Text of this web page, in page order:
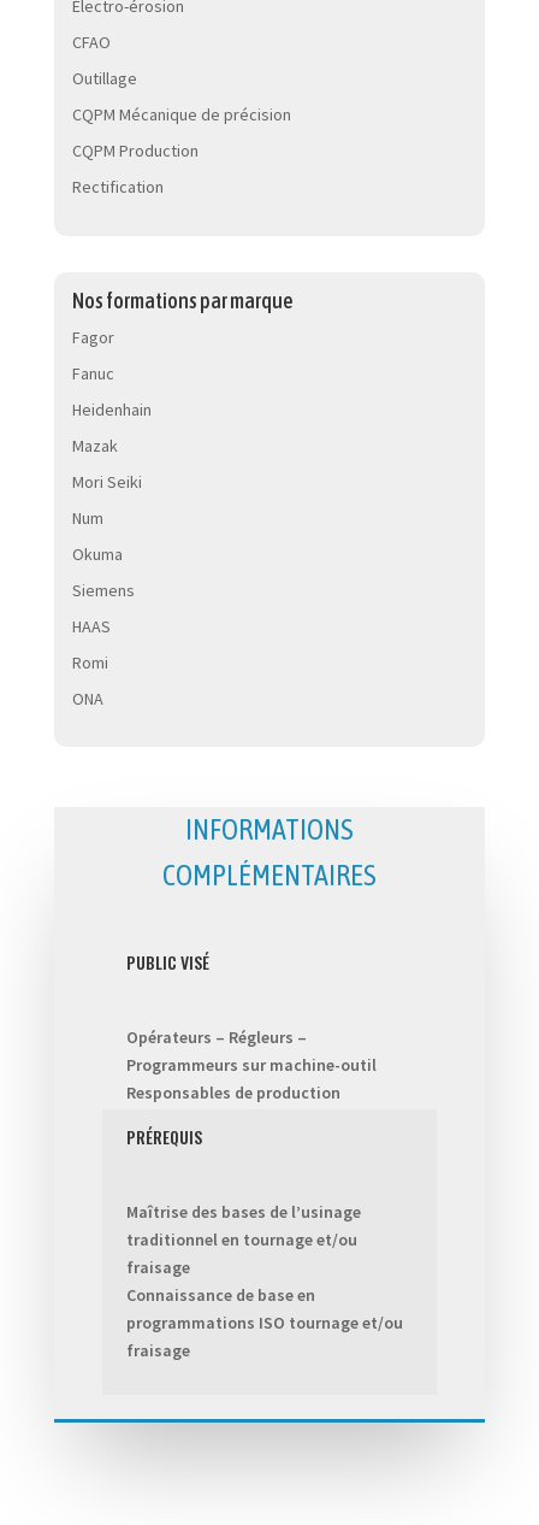
Électro-érosion
CFAO
Outillage
CQPM Mécanique de précision
CQPM Production
Rectification
Nos formations par marque
Fagor
Fanuc
Heidenhain
Mazak
Mori Seiki
Num
Okuma
Siemens
HAAS
Romi
ONA
INFORMATIONS
COMPLÉMENTAIRES
PUBLIC VISÉ
Opérateurs – Régleurs –
Programmeurs sur machine-outil
Responsables de production
PRÉREQUIS
Maîtrise des bases de l’usinage
traditionnel en tournage et/ou
fraisage
Connaissance de base en
programmations ISO tournage et/ou
fraisage